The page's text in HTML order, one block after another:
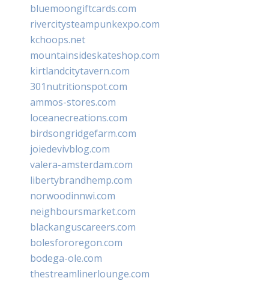
bluemoongiftcards.com
rivercitysteampunkexpo.com
kchoops.net
mountainsideskateshop.com
kirtlandcitytavern.com
301nutritionspot.com
ammos-stores.com
loceanecreations.com
birdsongridgefarm.com
joiedevivblog.com
valera-amsterdam.com
libertybrandhemp.com
norwoodinnwi.com
neighboursmarket.com
blackanguscareers.com
bolesfororegon.com
bodega-ole.com
thestreamlinerlounge.com